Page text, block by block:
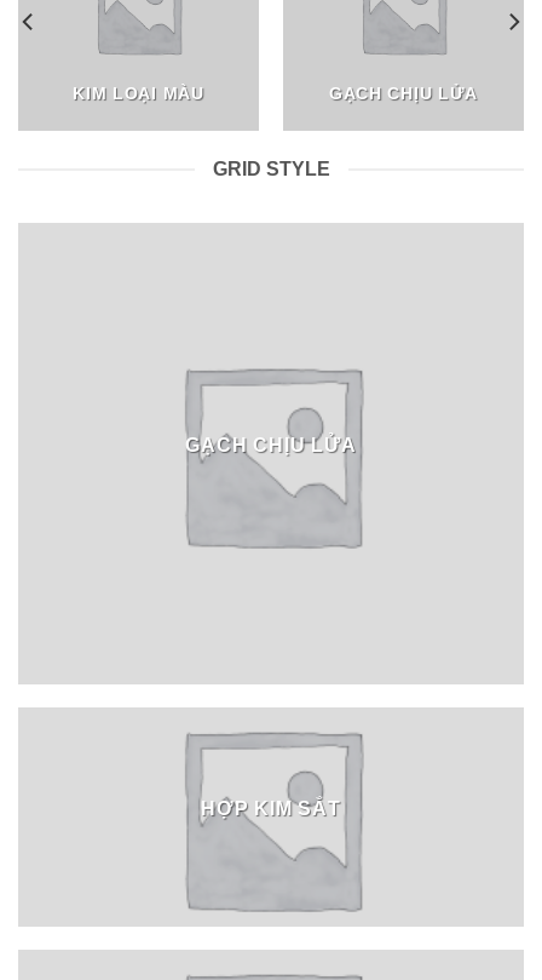
KIM LOẠI MÀU GẠCH CHỊU LỬA
GRID STYLE
GẠCH CHỊU LỬA
HỢP KIM SẮT